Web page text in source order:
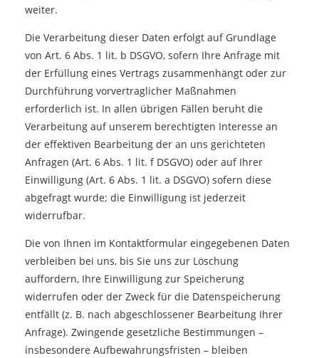
weiter.
Die Verarbeitung dieser Daten erfolgt auf Grundlage
von Art. 6 Abs. 1 lit. b DSGVO, sofern Ihre Anfrage mit
der Erfüllung eines Vertrags zusammenhängt oder zur
Durchführung vorvertraglicher Maßnahmen
erforderlich ist. In allen übrigen Fällen beruht die
Verarbeitung auf unserem berechtigten Interesse an
der effektiven Bearbeitung der an uns gerichteten
Anfragen (Art. 6 Abs. 1 lit. f DSGVO) oder auf Ihrer
Einwilligung (Art. 6 Abs. 1 lit. a DSGVO) sofern diese
abgefragt wurde; die Einwilligung ist jederzeit
widerrufbar.
Die von Ihnen im Kontaktformular eingegebenen Daten
verbleiben bei uns, bis Sie uns zur Löschung
auffordern, Ihre Einwilligung zur Speicherung
widerrufen oder der Zweck für die Datenspeicherung
entfällt (z. B. nach abgeschlossener Bearbeitung Ihrer
Anfrage). Zwingende gesetzliche Bestimmungen –
insbesondere Aufbewahrungsfristen – bleiben